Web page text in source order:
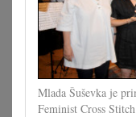
Mlada Šuševka je
Feminist Cross